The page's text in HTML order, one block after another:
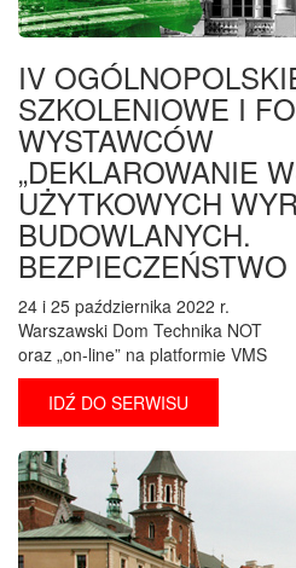
IV
SZKOLENIOWE I
WYSTAWCÓW
„DEKLAROWANIE
UŻYTKOWYCH
BUDOWLANYCH.
24 i 25 października 2022 r.
Warszawski Dom Technika NOT
oraz „on-line” na platformie VMS
IDŹ DO SERWISU